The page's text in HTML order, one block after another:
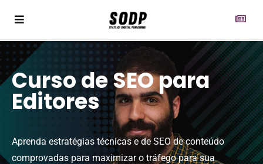
Curso de SEO para
Editores
Aprenda estratégias técnicas e de SEO de conteúdo
comprovadas para maximizar o tráfego para sua